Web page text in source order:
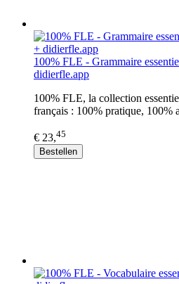
100% FLE - Grammaire
didierfle.app
100% FLE, la collection
français : 100% pratique, 100%
€ 23,45
Bestellen